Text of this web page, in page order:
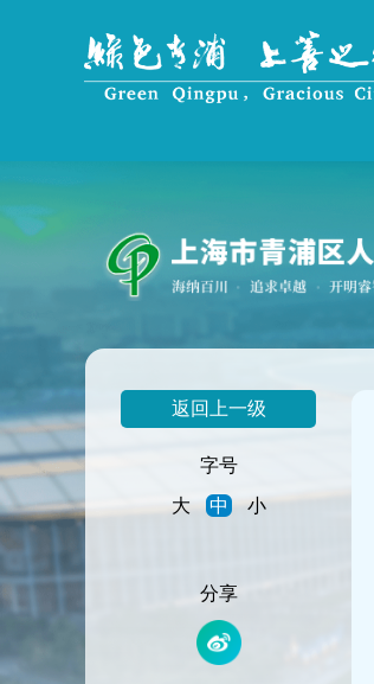
到
主
要
内
返回上一级
字号
大
中 小
分享